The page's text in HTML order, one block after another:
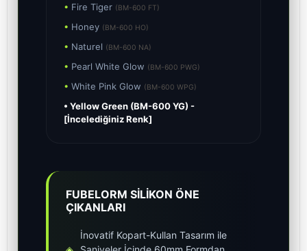
• Fire Tiger (BM-600 FT)
• Honey (BM-600 HO)
• Naturel (BM-600 NA)
• Pearl White Glow (BM-600 PWG)
• White Pink Glow (BM-600 WPG)
• Yellow Green (BM-600 YG) -
[İncelediğiniz Renk]
FUBELORM SİLİKON ÖNE
ÇIKANLARI
İnovatif Kopart-Kullan Tasarım ile